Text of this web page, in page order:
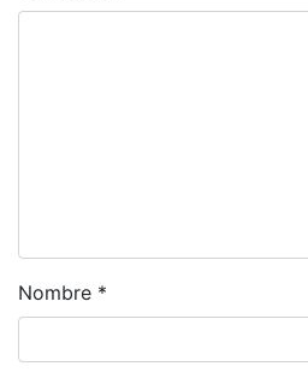
Nombre *